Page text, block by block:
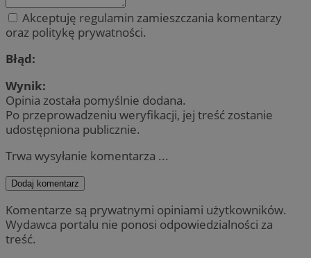
Akceptuję regulamin zamieszczania komentarzy
oraz politykę prywatności.
Błąd:
Wynik:
Opinia została pomyślnie dodana.
Po przeprowadzeniu weryfikacji, jej treść zostanie
udostępniona publicznie.
Trwa wysyłanie komentarza ...
Dodaj komentarz
Komentarze są prywatnymi opiniami użytkowników.
Wydawca portalu nie ponosi odpowiedzialności za
treść.